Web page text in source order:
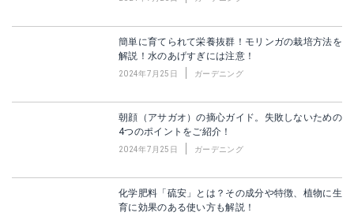
簡単に育てられて栄養抜群！モリンガの栽培方法を
解説！水のあげすぎには注意！
2024年7月25日 ガーデニング
朝顔（アサガオ）の摘心ガイド。失敗しないための
4つのポイントをご紹介！
2024年7月25日 ガーデニング
化学肥料「硫安」とは？その成分や特徴、植物に生
育に効果のある使い方も解説！